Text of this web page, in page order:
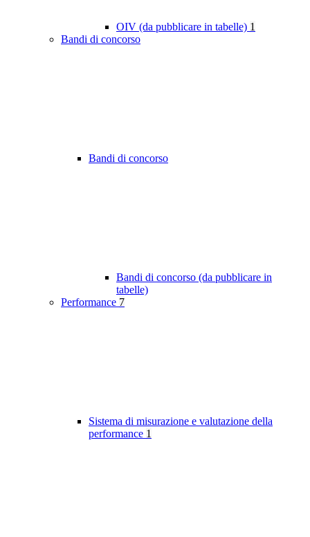
OIV (da pubblicare in tabelle) 1
Bandi di concorso
Bandi di concorso
Bandi di concorso (da pubblicare in
tabelle)
Performance 7
Sistema di misurazione e valutazione della
performance 1